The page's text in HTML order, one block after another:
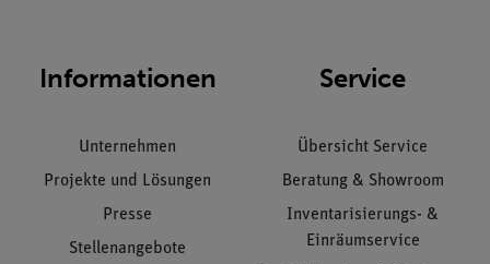
Informationen
Unternehmen
Projekte und Lösungen
Presse
Stellenangebote
Service
Übersicht Service
Beratung & Showroom
Inventarisierungs- &
Einräumservice